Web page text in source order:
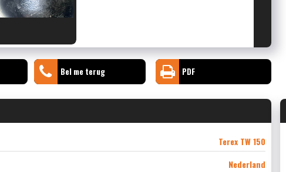
Bel me terug PDF
Terex TW 150
Nederland